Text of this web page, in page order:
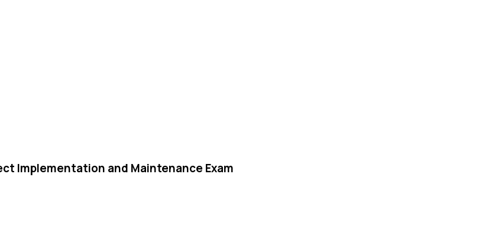
Implementation and Maintenance Exam